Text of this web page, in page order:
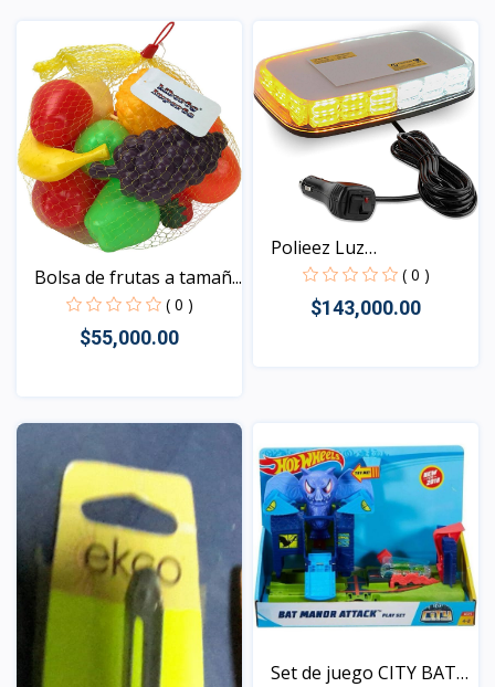
Bolsa de frutas a tamañ...
( 0 )
$55,000.00
Vista
Polieez Luz
estroboscóp...
( 0 )
$143,000.00
Set de juego CITY BAT